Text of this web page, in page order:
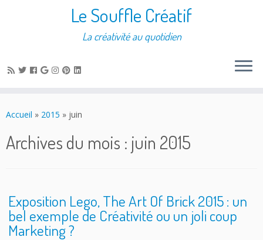
Le Souffle Créatif
La créativité au quotidien
Accueil » 2015 » juin
Archives du mois : juin 2015
Exposition Lego, The Art Of Brick 2015 : un
bel exemple de Créativité ou un joli coup
Marketing ?